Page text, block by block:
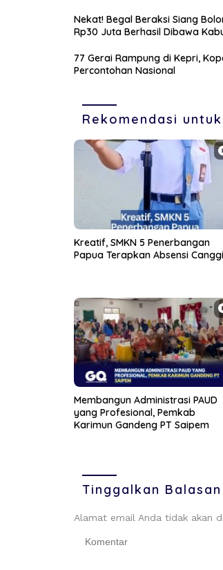
Nekat! Begal Beraksi Siang
Rp30 Juta Berhasil Dibawa
77 Gerai Rampung di Kepri,
Percontohan Nasional
Rekomendasi
Kreatif, SMKN 5 Penerbangan
Papua Terapkan Absensi
Membangun Administrasi PAUD
yang Profesional, Pemkab
Karimun Gandeng PT Saipem
Tinggalkan Balasan
Alamat email Anda tidak akan